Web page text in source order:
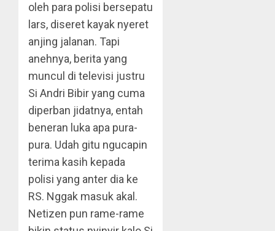
oleh para polisi bersepatu
lars, diseret kayak nyeret
anjing jalanan. Tapi
anehnya, berita yang
muncul di televisi justru
Si Andri Bibir yang cuma
diperban jidatnya, entah
beneran luka apa pura-
pura. Udah gitu ngucapin
terima kasih kepada
polisi yang anter dia ke
RS. Nggak masuk akal.
Netizen pun rame-rame